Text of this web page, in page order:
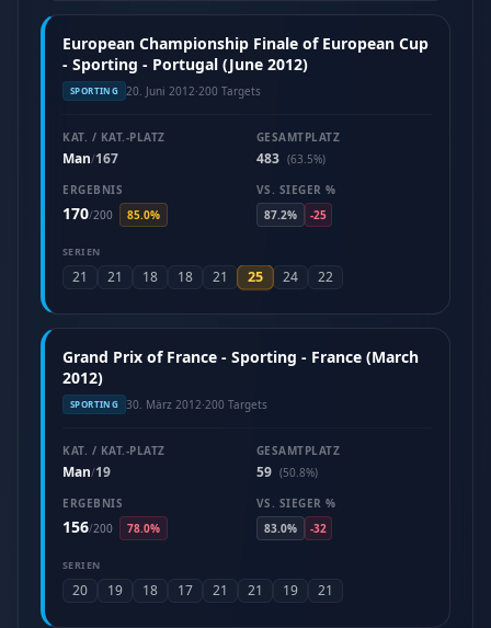
European Championship Finale of European Cup
- Sporting - Portugal (June 2012)
SPORTING 20. Juni 2012·200 Targets
KAT. / KAT.-PLATZ
Man/167
GESAMTPLATZ
483 (63.5%)
ERGEBNIS
170/200 85.0%
VS. SIEGER %
87.2%
-25
SERIEN
21 21 18 18 21 25 24 22
Grand Prix of France - Sporting - France (March
2012)
SPORTING 30. März 2012·200 Targets
KAT. / KAT.-PLATZ
Man/19
GESAMTPLATZ
59 (50.8%)
ERGEBNIS
156/200 78.0%
VS. SIEGER %
83.0%
-32
SERIEN
20 19 18 17 21 21 19 21